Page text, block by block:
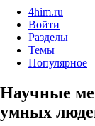
4him.ru
Войти
Разделы
Темы
Популярное
Научные
умных